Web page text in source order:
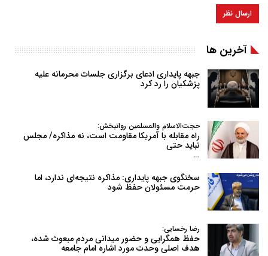
آخرین ها
جبهه پایداری ادعای برگزاری جلسات محرمانه علیه
پزشکیان را رد کرد
حجت‌الاسلام والمسلمین روانبخش:
راه مقابله با آمریکا مقاومت است، نه مذاکره/ مجلس
نباید حتی
…
سخنگوی جبهه پایداری: مذاکره نتیجه‌ای ندارد، اما
حرمت مسئولان حفظ شود
رضا رخسایی:
حفظ همگرایی و حضور میدانی مردم مبعوث شده،
هدف اصلی وحدت مورد اشاره امام جامعه